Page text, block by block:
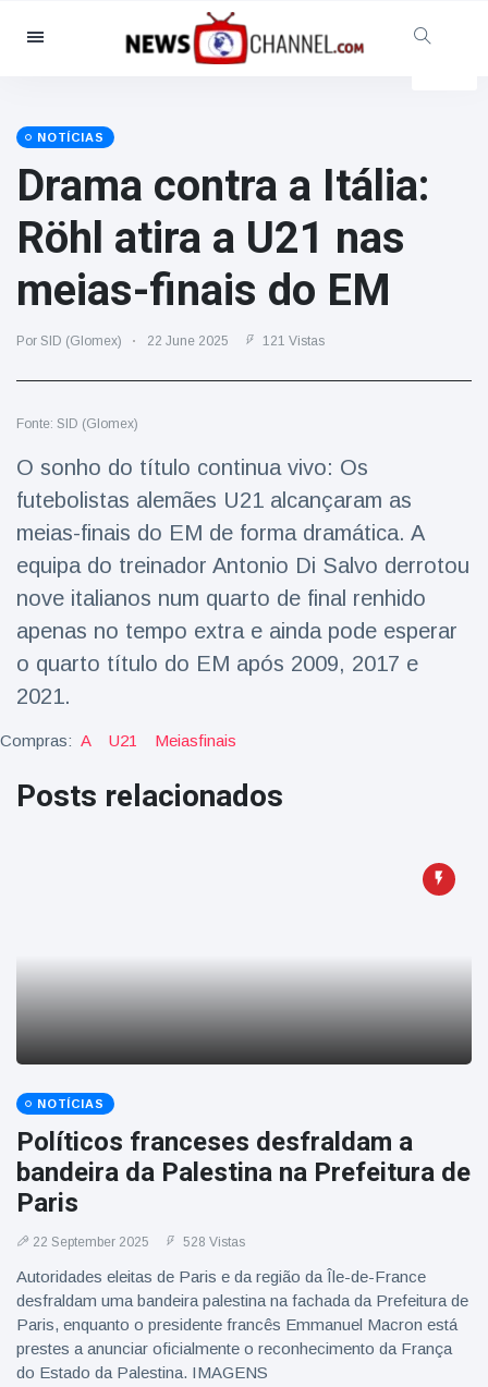
Categorias
Social & Diversão
Cinema & TV
(81)
Celebridades
(13938)
Moda e Beleza
(122)
Comida e bebida
Estilo de Vida
Saúde e Aptidão Física
(73)
Viagens & Aventura
(77)
Notícias mais recentes
A 'fuga' de
algemas do
celebram o
nascimento do
16 July 199 Vistas
NOTÍCIAS
Drama contra a Itália:
Röhl atira a U21 nas
meias-finais do EM
Por SID (Glomex) 22 June 2025 121 Vistas
Fonte: SID (Glomex)
O sonho do título continua vivo: Os
futebolistas alemães U21 alcançaram as
meias-finais do EM de forma dramática. A
equipa do treinador Antonio Di Salvo derrotou
nove italianos num quarto de final renhido
apenas no tempo extra e ainda pode esperar
o quarto título do EM após 2009, 2017 e
2021.
Compras: A U21 Meiasfinais
Posts relacionados
NOTÍCIAS
Políticos franceses desfraldam a
bandeira da Palestina na Prefeitura de
Paris
22 September 2025 528 Vistas
Autoridades eleitas de Paris e da região da Île-de-France
desfraldam uma bandeira palestina na fachada da Prefeitura de
Paris, enquanto o presidente francês Emmanuel Macron está
prestes a anunciar oficialmente o reconhecimento da França
do Estado da Palestina. IMAGENS